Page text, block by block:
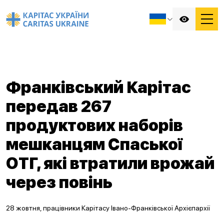
Франківський Карітас
передав 267
продуктових наборів
мешканцям Спаської
ОТГ, які втратили врожай
через повінь
28 жовтня, працівники Карітасу Івано-Франківської Архієпархії